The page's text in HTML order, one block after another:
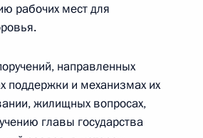
рабочих мест для
направленных
поддержки и механизмах их
жилищных вопросах,
главы государства